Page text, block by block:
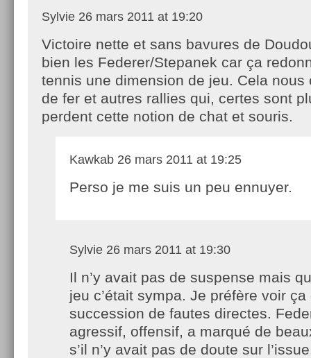
Sylvie 26 mars 2011 at 19:20
Victoire nette et sans bavures de
bien les Federer/Stepanek car ça
tennis une dimension de jeu. Cela nous
de fer et autres rallies qui, certes sont
perdent cette notion de chat et souris.
Kawkab 26 mars 2011 at 19:25
Perso je me suis un peu ennuyer.
Sylvie 26 mars 2011 at 19:30
Il n’y avait pas de suspense mais
jeu c’était sympa. Je préfère voir ça
succession de fautes directes.
agressif, offensif, a marqué de
s’il n’y avait pas de doute sur